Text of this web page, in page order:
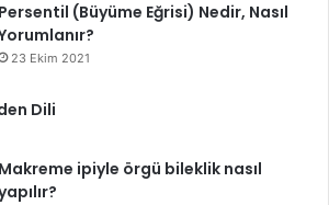
Persentil (Büyüme Eğrisi) Nedir, Nasıl
23 Ekim 2021
Dili
Makreme ipiyle örgü bileklik nasıl